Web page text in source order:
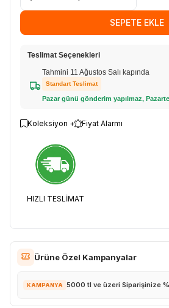
SEPETE EKLE
Teslimat Seçenekleri
Tahmini 11 Ağustos Salı kapında
Standart Teslimat
Pazar günü gönderim yapılmaz,
Koleksiyon + Fiyat Alarmı
HIZLI TESLİMAT
Ürüne Özel Kampanyalar
KAMPANYA 5000 tl ve üzeri Siparişinize